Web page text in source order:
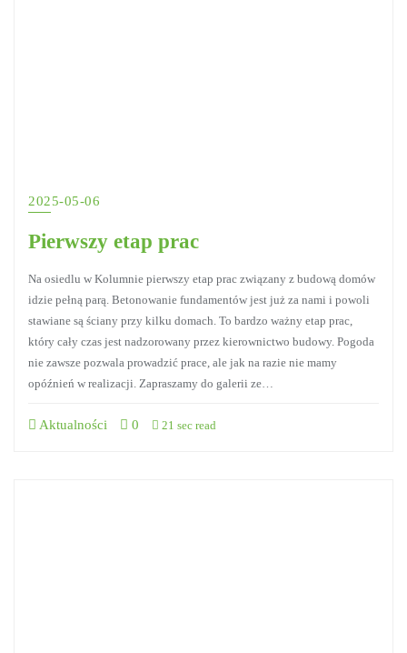
2025-05-06
Pierwszy etap prac
Na osiedlu w Kolumnie pierwszy etap prac związany z budową domów
idzie pełną parą. Betonowanie fundamentów jest już za nami i powoli
stawiane są ściany przy kilku domach. To bardzo ważny etap prac,
który cały czas jest nadzorowany przez kierownictwo budowy. Pogoda
nie zawsze pozwala prowadzić prace, ale jak na razie nie mamy
opóźnień w realizacji. Zapraszamy do galerii ze…
Aktualności 0 21 sec read